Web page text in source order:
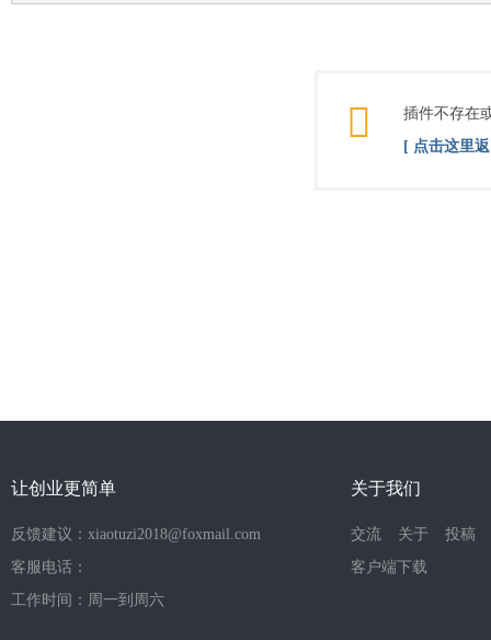
插件不存在
[ 点击这里
让创业更简单
反馈建议：xiaotuzi2018@foxmail.com
客服电话：
工作时间：周一到周六
关于我们
交流 关于
投稿
客户端下载